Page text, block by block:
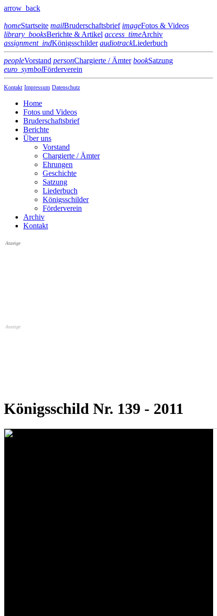
arrow_back
homeStartseite mailBruderschaftsbrief imageFotos & Videos
library_booksBerichte & Artikel access_timeArchiv
assignment_indKönigsschilder audiotrackLiederbuch
peopleVorstand personChargierte / Ämter bookSatzung
euro_symbolFörderverein
Kontakt Impressum Datenschutz
Home
Fotos und Videos
Bruderschaftsbrief
Berichte
Über uns
Vorstand
Chargierte / Ämter
Ehrungen
Geschichte
Satzung
Liederbuch
Königsschilder
Förderverein
Archiv
Kontakt
Anzeige
Anzeige
Königsschild Nr. 139 - 2011